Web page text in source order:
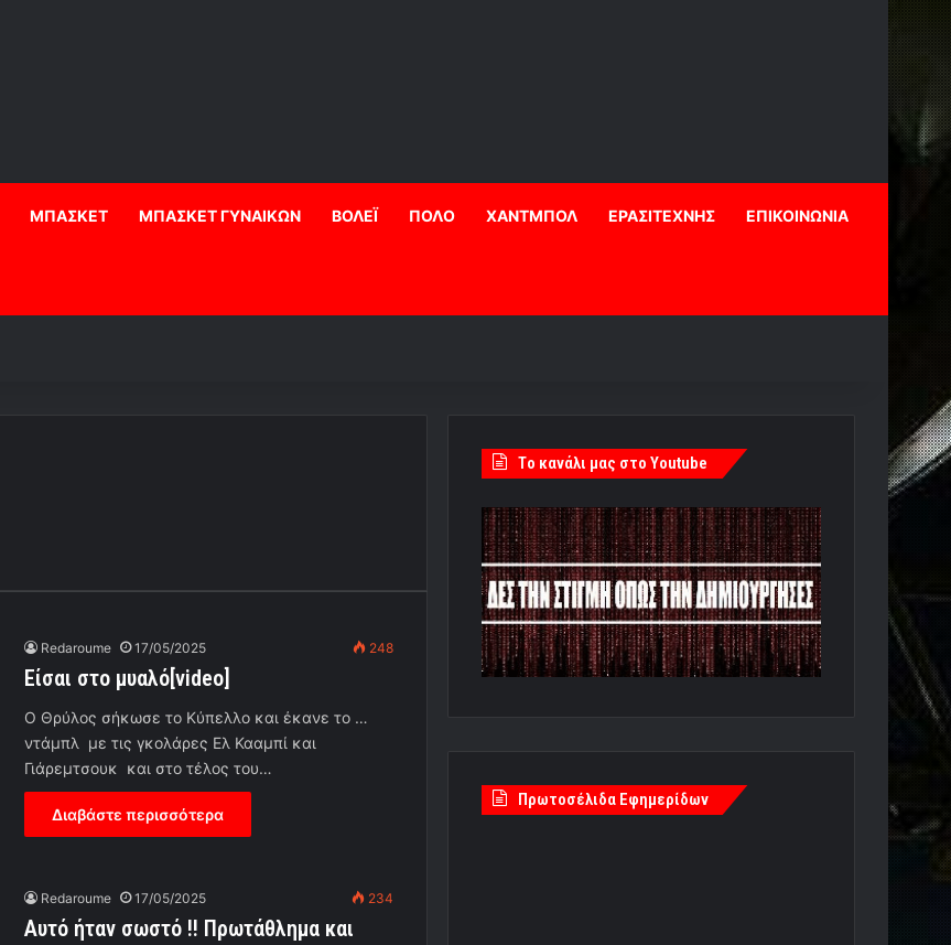
ΜΠΑΣΚΕΤ ΜΠΑΣΚΕΤ ΓΥΝΑΙΚΩΝ ΒΟΛΕΪ ΠΟΛΟ ΧΑΝΤΜΠΟΛ ΕΡΑΣΙΤΕΧΝΗΣ ΕΠΙΚΟΙΝΩΝΙΑ
Redaroume 17/05/2025 248
Είσαι στο μυαλό[video]
Ο Θρύλος σήκωσε το Κύπελλο και έκανε το …
ντάμπλ με τις γκολάρες Ελ Κααμπί και
Γιάρεμτσουκ και στο τέλος του…
Διαβάστε περισσότερα
Redaroume 17/05/2025 234
Αυτό ήταν σωστό !! Πρωτάθλημα και
Tο κανάλι μας στο Youtube
Πρωτοσέλιδα Εφημερίδων